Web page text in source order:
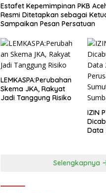
Estafet Kepemimpinan PKB
Resmi Ditetapkan sebagai
Sampaikan Pesan Persatuan
LEMKASPA:Perubahan
Skema JKA, Rakyat
Jadi Tanggung Risiko
IZIN
Data
Selengkapnya